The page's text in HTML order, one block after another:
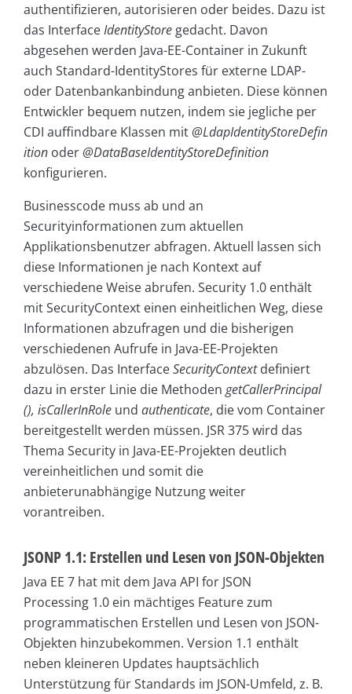
authentifizieren, autorisieren oder beides. Dazu ist
das InterfaceIdentityStore gedacht. Davon
abgesehen werden Java-EE-Container in Zukunft
auch Standard-IdentityStores für externe LDAP-
oder Datenbankanbindung anbieten. Diese können
Entwickler bequem nutzen, indem sie jegliche per
CDI auffindbare Klassen mit@LdapIdentityStoreDefin
ition oder@DataBaseIdentityStoreDefinition
konfigurieren.
Businesscode muss ab und an
Securityinformationen zum aktuellen
Applikationsbenutzer abfragen. Aktuell lassen sich
diese Informationen je nach Kontext auf
verschiedene Weise abrufen. Security 1.0 enthält
mit SecurityContext einen einheitlichen Weg, diese
Informationen abzufragen und die bisherigen
verschiedenen Aufrufe in Java-EE-Projekten
abzulösen. Das InterfaceSecurityContextdefiniert
dazu in erster Linie die Methoden getCallerPrincipal
(), isCallerInRole und authenticate, die vom Container
bereitgestellt werden müssen. JSR 375 wird das
Thema Security in Java-EE-Projekten deutlich
vereinheitlichen und somit die
anbieterunabhängige Nutzung weiter
vorantreiben.
JSONP 1.1: Erstellen und Lesen von JSON-Objekten
Java EE 7 hat mit dem Java API for JSON
Processing 1.0 ein mächtiges Feature zum
programmatischen Erstellen und Lesen von JSON-
Objekten hinzubekommen. Version 1.1 enthält
neben kleineren Updates hauptsächlich
Unterstützung für Standards im JSON-Umfeld, z. B.